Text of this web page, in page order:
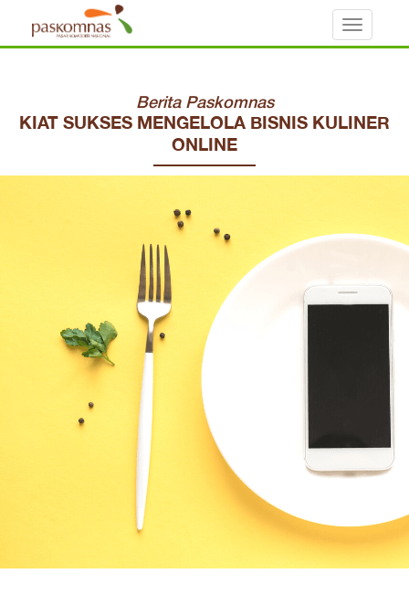
Toggle
Berita Paskomnas
KIAT SUKSES MENGELOLA BISNIS KULINER
ONLINE